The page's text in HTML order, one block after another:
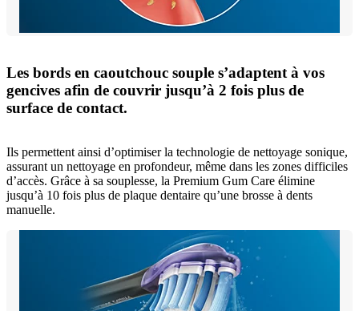
Les bords en caoutchouc souple s’adaptent à vos
gencives afin de couvrir jusqu’à 2 fois plus de
surface de contact.
Ils permettent ainsi d’optimiser la technologie de nettoyage sonique,
assurant un nettoyage en profondeur, même dans les zones difficiles
d’accès. Grâce à sa souplesse, la Premium Gum Care élimine
jusqu’à 10 fois plus de plaque dentaire qu’une brosse à dents
manuelle.